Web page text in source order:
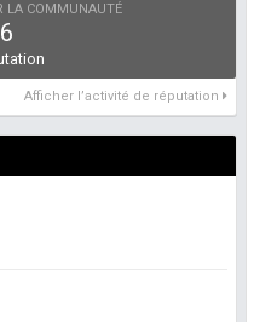
LA COMMUNAUTÉ
6
Afficher l’activité de réputation